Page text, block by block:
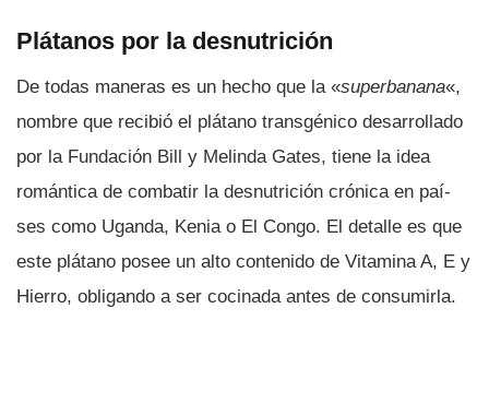
Plátanos por la desnutrición
De todas maneras es un hecho que la «superbanana«,
nombre que recibió el plátano transgénico desarrollado
por la Fundación Bill y Melinda Gates, tiene la idea
romántica de combatir la desnutrición crónica en paí­
ses como Uganda, Kenia o El Congo. El detalle es que
este plátano posee un alto contenido de Vitamina A, E y
Hierro, obligando a ser cocinada antes de consumirla.